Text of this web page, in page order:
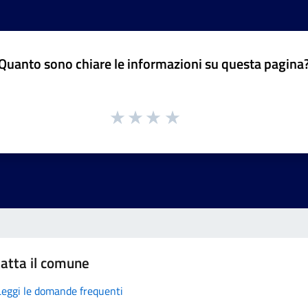
sono chiare le informazioni su questa
il comune
le domande frequenti